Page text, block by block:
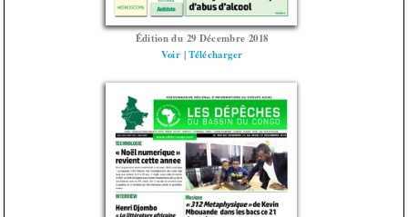
Édition du 29 Décembre 2018
Voir |Télécharger